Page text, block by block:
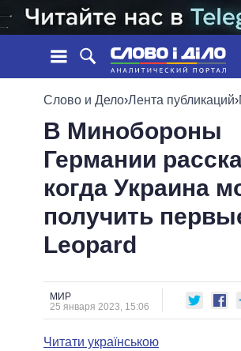
НОВОСТИ
ЛЕНТА
СОБЫТИЯ
СТАТЬИ
МНЕНИЯ
ОБЗОРЫ
ДАЙДЖЕСТЫ
ОБЕЩАНИЯ
ПОЛИТИКИ
ВСЕ ПОЛИТИКИ
ПРЕЗИДЕНТ И ОФИС
ВЕРХОВНАЯ РАДА
ГЛАВЫ ОБЛАДМИНИСТРАЦИЙ
МЭРЫ
ВСЕ ПЕРСОНЫ
ИНФОГРАФИКА
СРАВНЕНИЕ
Слово и Дело›Лента публикаций›
В Минобороны
Германии
когда Украина
получить
Leopard
МИР
25 января 2023, 15:06
Читати українською